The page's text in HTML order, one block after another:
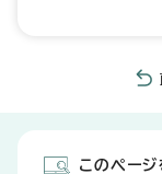
このペー